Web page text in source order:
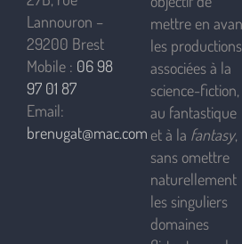
Lannouron –
29200 Brest
Mobile : 06 98
97 01 87
Email:
brenugat@mac.com
mettre en
les productions
associées à la
science-fiction,
au fantastique
et à la fantasy,
sans omettre
naturellement
les singuliers
domaines